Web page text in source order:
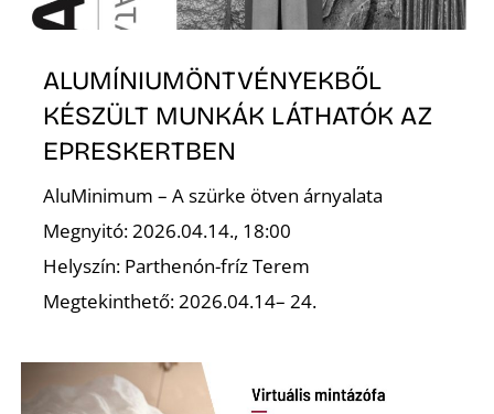
ALUMÍNIUMÖNTVÉNYEKBŐL
KÉSZÜLT MUNKÁK LÁTHATÓK AZ
EPRESKERTBEN
AluMinimum – A szürke ötven árnyalata
Megnyitó: 2026.04.14., 18:00
Helyszín: Parthenón-fríz Terem
Megtekinthető: 2026.04.14– 24.